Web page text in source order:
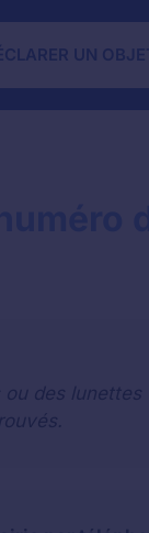
UN
des lunettes